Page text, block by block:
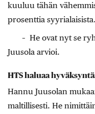
kuuluu tähän
prosenttia syyrialaisista.
– He ovat nyt se
Juusola arvioi.
HTS haluaa
Hannu Juusolan
maltillisesti. He